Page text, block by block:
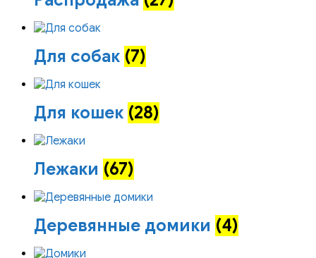
Для собак (7)
Для кошек (28)
Лежаки (67)
Деревянные домики (4)